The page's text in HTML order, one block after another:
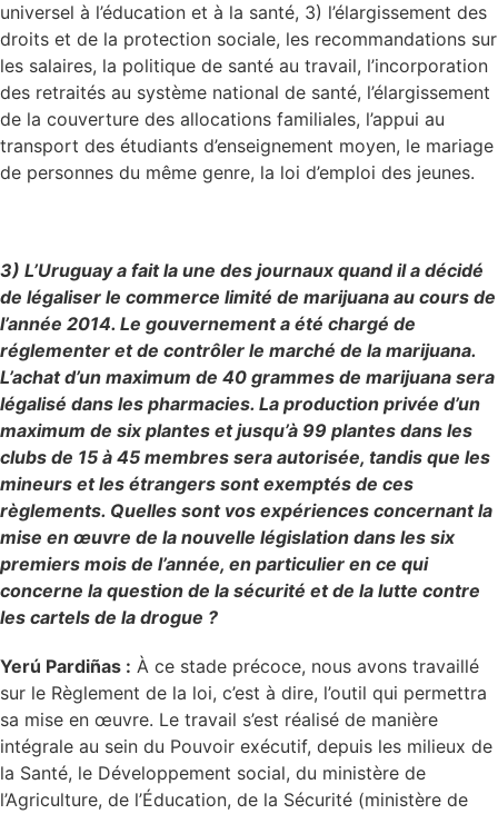
universel à l’éducation et à la santé, 3) l’élargissement des
droits et de la protection sociale, les recommandations sur
les salaires, la politique de santé au travail, l’incorporation
des retraités au système national de santé, l’élargissement
de la couverture des allocations familiales, l’appui au
transport des étudiants d’enseignement moyen, le mariage
de personnes du même genre, la loi d’emploi des jeunes.
3) L’Uruguay a fait la une des journaux quand il a décidé
de légaliser le commerce limité de marijuana au cours de
l’année 2014. Le gouvernement a été chargé de
réglementer et de contrôler le marché de la marijuana.
L’achat d’un maximum de 40 grammes de marijuana sera
légalisé dans les pharmacies. La production privée d’un
maximum de six plantes et jusqu’à 99 plantes dans les
clubs de 15 à 45 membres sera autorisée, tandis que les
mineurs et les étrangers sont exemptés de ces
règlements. Quelles sont vos expériences concernant la
mise en œuvre de la nouvelle législation dans les six
premiers mois de l’année, en particulier en ce qui
concerne la question de la sécurité et de la lutte contre
les cartels de la drogue ?
Yerú Pardiñas : À ce stade précoce, nous avons travaillé
sur le Règlement de la loi, c’est à dire, l’outil qui permettra
sa mise en œuvre. Le travail s’est réalisé de manière
intégrale au sein du Pouvoir exécutif, depuis les milieux de
la Santé, le Développement social, du ministère de
l’Agriculture, de l’Éducation, de la Sécurité (ministère de